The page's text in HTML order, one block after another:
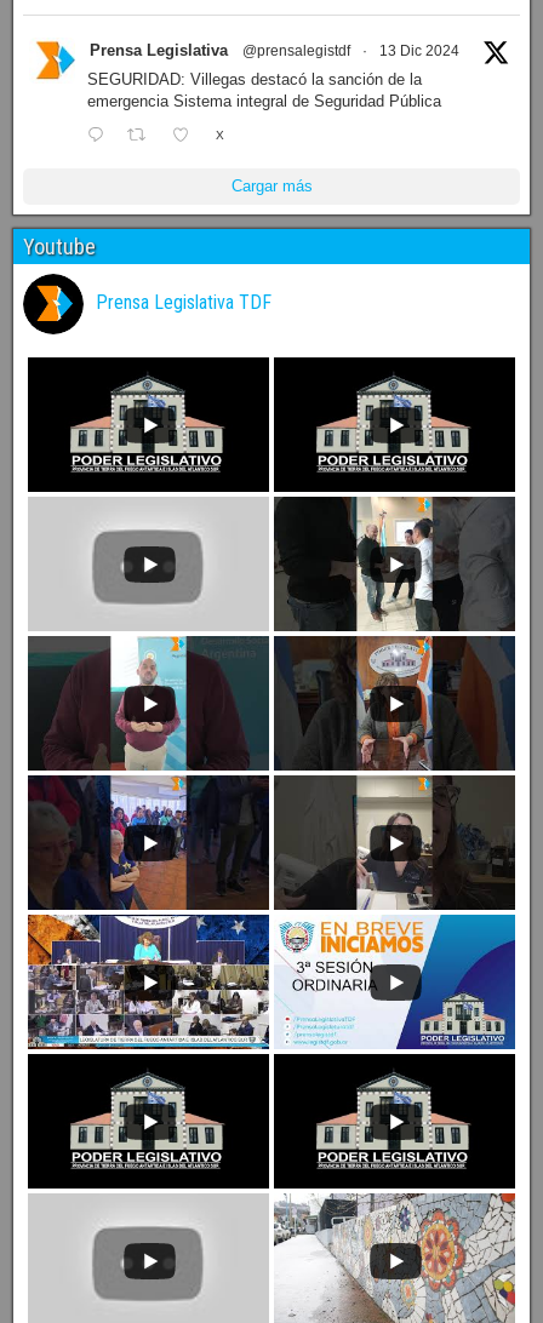
Prensa Legislativa @prensalegistdf · 13 Dic 2024
SEGURIDAD: Villegas destacó la sanción de la
emergencia Sistema integral de Seguridad Pública
X
Cargar más
Youtube
Prensa Legislativa TDF